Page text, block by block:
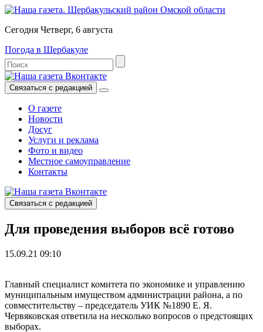
Сегодня Четверг, 6 августа
Погода в Шербакуле
Связаться с редакцией
О газете
Новости
Досуг
Услуги и реклама
Фото и видео
Местное самоуправление
Контакты
Связаться с редакцией
Для проведения выборов всё готово
15.09.21 09:10
Главный специалист комитета по экономике и управлению
муниципальным имуществом администрации района, а по
совместительству – председатель УИК №1890 Е. Я.
Червяковская ответила на несколько вопросов о предстоящих
выборах.